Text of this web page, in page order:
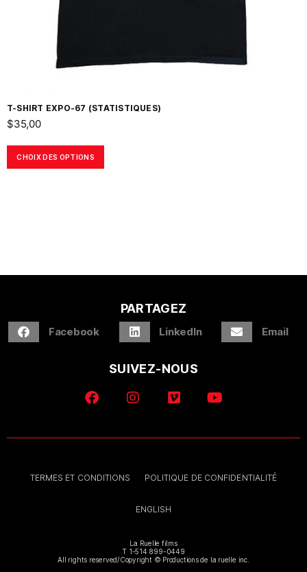
T-SHIRT EXPO-67 (STATISTIQUES)
$35,00
CHOIX DES OPTIONS
PARTAGEZ
Facebook LinkedIn Email
SUIVEZ-NOUS
TERMES ET CONDITIONS POLITIQUE DE CONFIDENTIALITÉ
ENGLISH
La Ruelle films
T 1-514 899-0449
All rights reserved/Copyright © Productions de la ruelle inc.